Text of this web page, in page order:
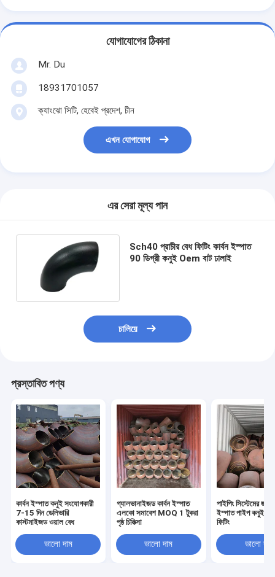
যোগাযোগের ঠিকানা
Mr. Du
18931701057
ক্যাংঝো সিটি, হেবেই প্রদেশ, চীন
এখন যোগাযোগ
এর সেরা মূল্য পান
Sch40 প্রাচীর বেধ ফিটিং কার্বন ইস্পাত
90 ডিগ্রী কনুই Oem বাট ঢালাই
চালিয়ে
প্রস্তাবিত পণ্য
কার্বন ইস্পাত কনুই সংযোগকারী
7-15 দিন ডেলিভারি
কাস্টমাইজড ওয়াল বেধ
ভালো দাম
গ্যালভানাইজড কার্বন ইস্পাত
এলকো সমাবেশ MOQ 1 টুকরা
পৃষ্ঠ চিকিত্সা
ভালো দাম
পাইপিং সিস্টেমের জন্য
ইস্পাত পাইপ কনুই
ফিটিং
ভালো দাম